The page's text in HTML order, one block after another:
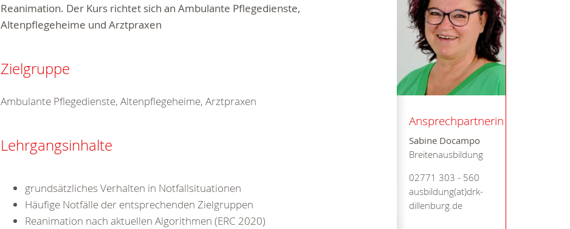
Ansprechpartnerin
Sabine Docampo
Breitenausbildung
02771 303 - 560
ausbildung(at)drk-
dillenburg.de
Reanimation. Der Kurs richtet sich an Ambulante Pflegedienste,
Altenpflegeheime und Arztpraxen
Zielgruppe
Ambulante Pflegedienste, Altenpflegeheime, Arztpraxen
Lehrgangsinhalte
grundsätzliches Verhalten in Notfallsituationen
Häufige Notfälle der entsprechenden Zielgruppen
Reanimation nach aktuellen Algorithmen (ERC 2020)